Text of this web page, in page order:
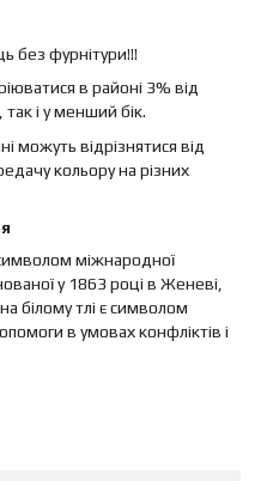
без фурнітури!!!
в районі 3% від
і у менший бік.
можуть відрізнятися від
кольору на різних
міжнародної
у 1863 році в Женеві,
білому тлі є символом
в умовах конфліктів і